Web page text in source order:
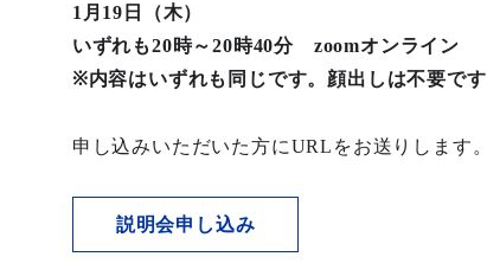
1月19日（木）
いずれも20時～20時40分 zoomオンライン
※内容はいずれも同じです。顔出しは不要です
申し込みいただいた方にURLをお送りします。
説明会申し込み